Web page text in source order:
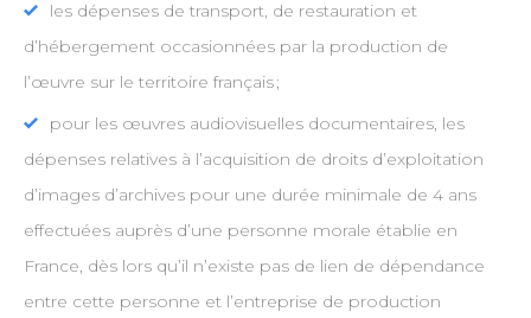
les dépenses de transport, de restauration et
d’hébergement occasionnées par la production de
l’œuvre sur le territoire français ;
pour les œuvres audiovisuelles documentaires, les
dépenses relatives à l’acquisition de droits d’exploitation
d’images d’archives pour une durée minimale de 4 ans
effectuées auprès d’une personne morale établie en
France, dès lors qu’il n’existe pas de lien de dépendance
entre cette personne et l’entreprise de production